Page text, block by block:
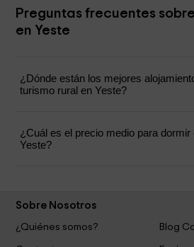
Preguntas frecuentes
en Yeste
¿Dónde están los mejores
turismo rural en Yeste?
¿Cuál es el precio medio para dormir
Yeste?
Sobre Nosotros
¿Quiénes somos?
Blog